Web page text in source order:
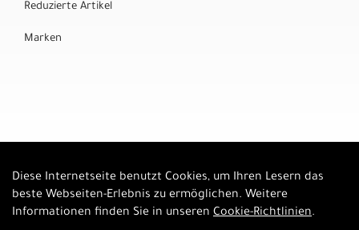
Reduzierte Artikel
Marken
Diese Internetseite benutzt Cookies, um Ihren Lesern das
beste Webseiten-Erlebnis zu ermöglichen. Weitere
Informationen finden Sie in unseren Cookie-Richtlinien.
Auftrag widerrufen